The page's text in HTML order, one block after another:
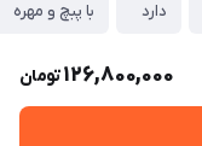
دارد
با پبچ و مهره
126,800,000تومان